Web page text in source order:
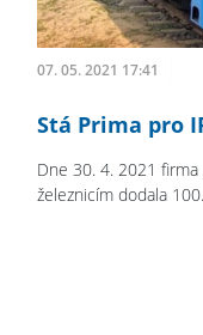
07. 05. 2021 17:41
Stá Prima pro
Dne 30. 4. 2021
železnicím dodala